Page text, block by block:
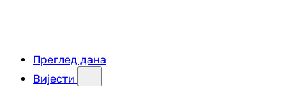
Преглед дана
Вијести